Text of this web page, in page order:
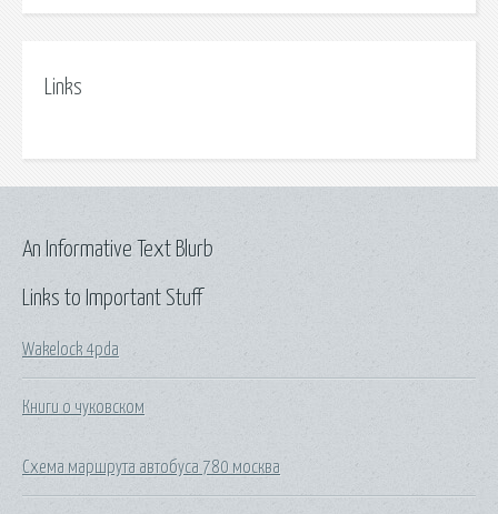
Links
Links to Important Stuff
Wakelock 4pda
Книги о чуковском
Схема маршрута автобуса 780 москва
An Informative Text Blurb